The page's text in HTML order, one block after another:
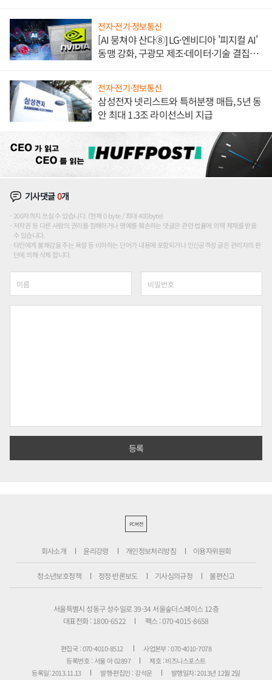
전자·전기·정보통신
[AI 뭉쳐야 산다⑧] LG·엔비디아 '피지컬 AI'
동맹 강화, 구광모 제조·데이터·기술 결집
전자·전기·정보통신
삼성전자 넷리스트와 특허분쟁 매듭, 5년 동
안 최대 1.3조 라이선스비 지급
기사댓글0개
200자까지 쓰실 수 있습니다. (현재 0 byte / 최대 400byte)
저작권 등 다른 사람의 권리를 침해하거나 명예를 훼손하는 댓글은 관련 법률에 의해 제재를 받을
수 있습니다.
타인에게 불쾌감을 주는 욕설 등 비하하는 단어가 내용에 포함되거나 인신공격성 글은 관리자의 판
단에 의해 삭제 합니다.
PC버전
회사소개 윤리강령 개인정보처리방침 이용자위원회
청소년보호정책 정정·반론보도 기사심의규정 불편신고
서울특별시 성동구 성수일로 39-34 서울숲더스페이스 12층
대표전화 : 1800-6522
팩스 : 070-4015-8658
편집국 : 070-4010-8512
사업본부 : 070-4010-7078
등록번호 : 서울 아 02897
제호 : 비즈니스포스트
등록일: 2013.11.13
발행·편집인 : 강석운 발행일자: 2013년 12월 2일